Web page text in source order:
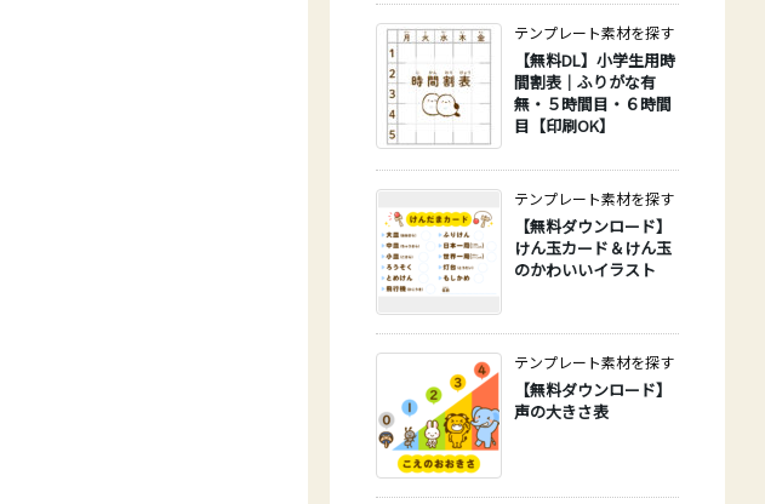
テンプレート素材を探す
【無料DL】小学生用時
間割表｜ふりがな有
無・５時間目・６時間
目【印刷OK】
テンプレート素材を探す
【無料ダウンロード】
けん玉カード＆けん玉
のかわいいイラスト
テンプレート素材を探す
【無料ダウンロード】
声の大きさ表